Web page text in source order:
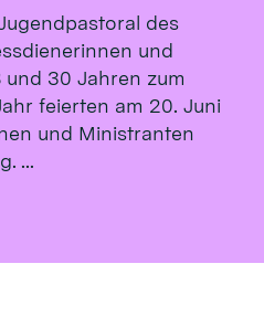
des
und
30 Jahren zum
feierten am 20. Juni
und Ministranten
...